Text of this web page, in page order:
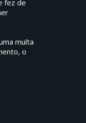
fez de
multa
o